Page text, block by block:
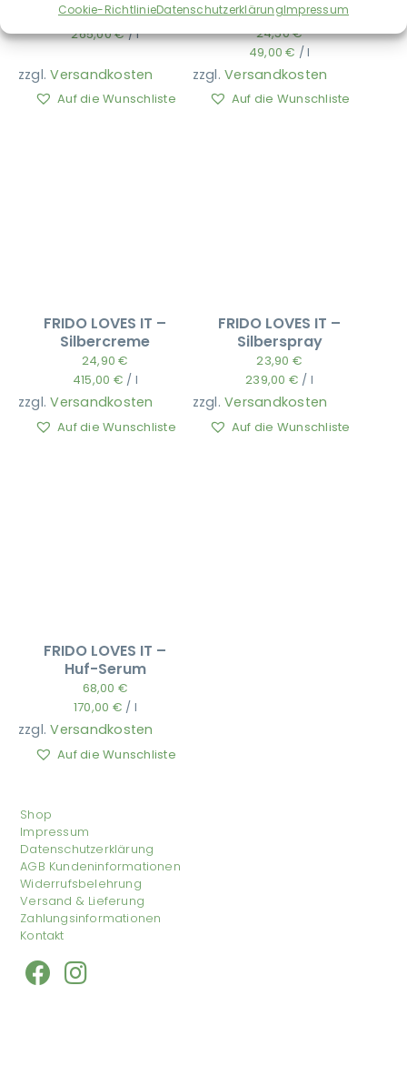
Cookie-RichtlinieDatenschutzerklärungImpressum
26,50€
265,00€/l
zzgl.Versandkosten
Auf die Wunschliste
Mähnenspray
24,50€
49,00€ /l
zzgl.Versandkosten
Auf die Wunschliste
FRIDO LOVES IT –
Silbercreme
24,90€
415,00 € / l
zzgl.Versandkosten
Auf die Wunschliste
FRIDO LOVES IT –
Silberspray
23,90 €
239,00 € / l
zzgl.Versandkosten
Auf die Wunschliste
FRIDO LOVES IT –
Huf-Serum
68,00 €
170,00 € / l
zzgl.Versandkosten
Auf die Wunschliste
Shop
Impressum
Datenschutzerklärung
AGB Kundeninformationen
Widerrufsbelehrung
Versand & Lieferung
Zahlungsinformationen
Kontakt